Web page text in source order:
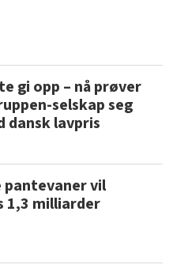
gi opp – nå prøver
selskap seg
dansk lavpris
pantevaner vil
1,3 milliarder